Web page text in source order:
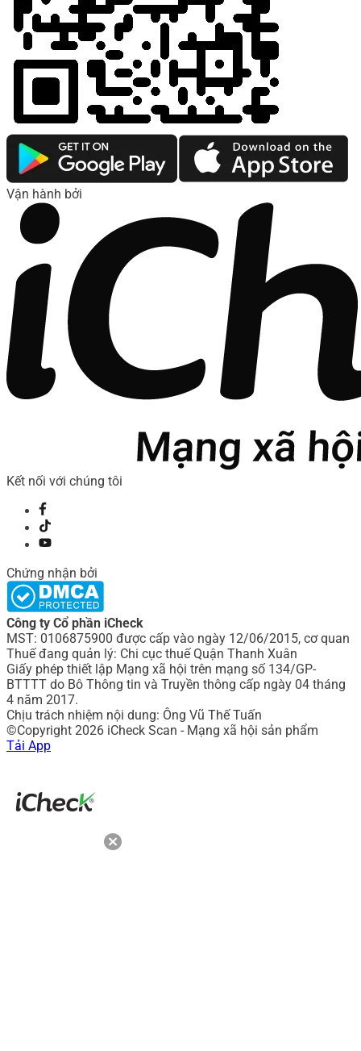
Vận hành bởi
Kết nối với chúng tôi
Chứng nhận bởi
Công ty Cổ phần iCheck
MST: 0106875900 được cấp vào ngày 12/06/2015, cơ quan
Thuế đang quản lý: Chi cục thuế Quận Thanh Xuân
Giấy phép thiết lập Mạng xã hội trên mạng số 134/GP-
BTTTT do Bô Thông tin và Truyền thông cấp ngày 04 tháng
4 năm 2017.
Chịu trách nhiệm nội dung: Ông Vũ Thế Tuấn
©Copyright 2026 iCheck Scan - Mạng xã hội sản phẩm
Tải App